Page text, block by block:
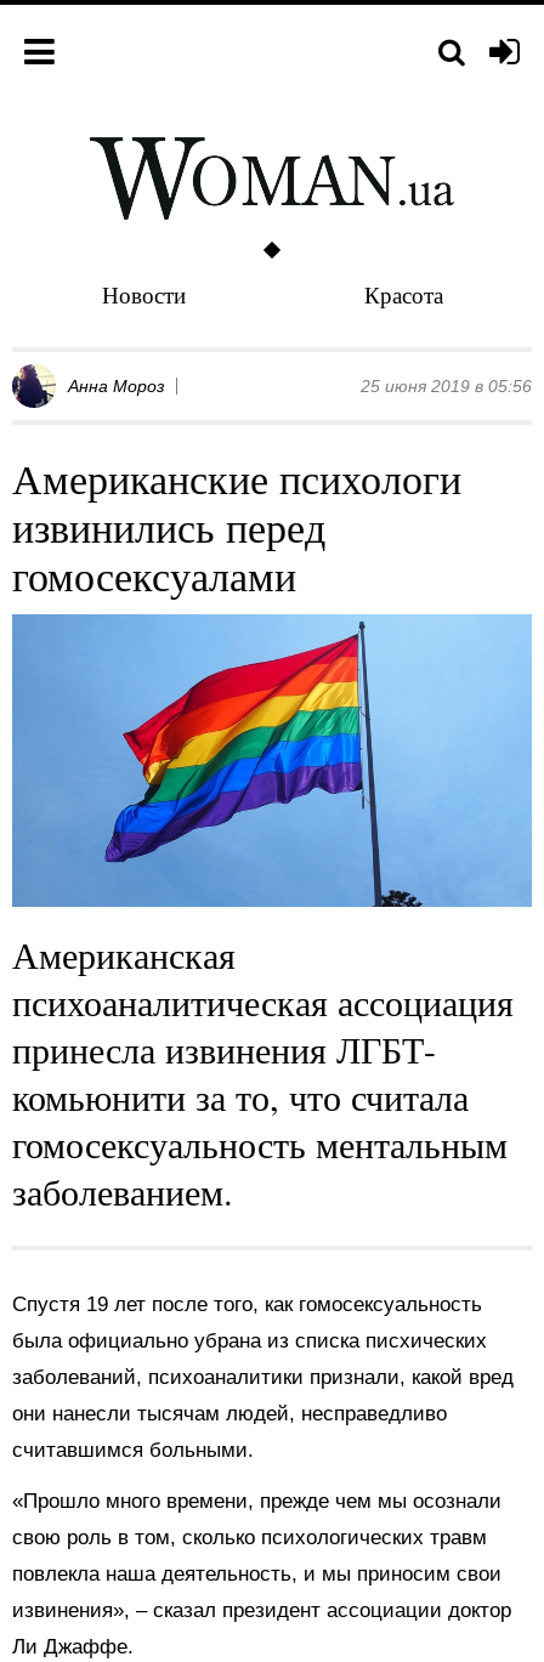
Новости Красота
Анна Мороз 25 июня 2019 в 05:56
Американские психологи
извинились перед
гомосексуалами
Американская
психоаналитическая ассоциация
принесла извинения ЛГБТ-
комьюнити за то, что считала
гомосексуальность ментальным
заболеванием.
Спустя 19 лет после того, как гомосексуальность
была официально убрана из списка писхических
заболеваний, психоаналитики признали, какой вред
они нанесли тысячам людей, несправедливо
считавшимся больными.
«Прошло много времени, прежде чем мы осознали
свою роль в том, сколько психологических травм
повлекла наша деятельность, и мы приносим свои
извинения», – сказал президент ассоциации доктор
Ли Джаффе.